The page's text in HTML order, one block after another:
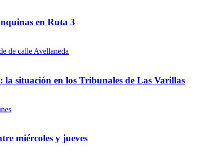
en Ruta 3
situación en los Tribunales de Las Varillas
miércoles y jueves